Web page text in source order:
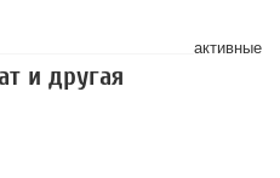
активные
и другая